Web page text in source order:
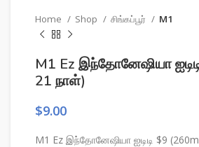
Home Shop சிங்கப்பூர் M1
M1 Ez இந்தோனேஷியா
21 நாள்)
$9.00
M1 Ez இந்தோனேஷியா ஐடிடி $9